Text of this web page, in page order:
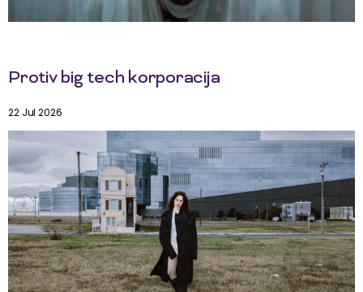
Protiv big tech korporacija
22 Jul 2026